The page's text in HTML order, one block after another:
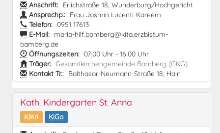
Anschrift: Erlichstraße 18, Wunderburg/Hochgericht
Ansprechp.: Frau Jasmin Lucenti-Kareem
Telefon: 0951 17613
E-Mail: maria-hilf.bamberg@kita.erzbistum-
bamberg.de
Öffnungszeiten: 07:00 Uhr - 16:00 Uhr
Träger: Gesamtkirchengemeinde Bamberg (GKG)
Kontakt Tr.: Balthasar-Neumann-Straße 18, Hain
Kath. Kindergarten St. Anna
KiKri
KiGa